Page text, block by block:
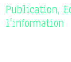
Publication,
l'information